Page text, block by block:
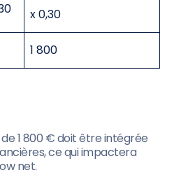
x 0,30
1 800
1 800 € doit être intégrée
ce qui impactera
net.